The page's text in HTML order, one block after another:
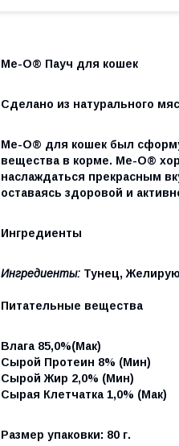
Me-O® Пауч для кошек
Сделано из натурального
Ме-О® для кошек был
вещества в корме. Me-O®
наслаждаться прекрасным
оставаясь здоровой и
Ингредиенты
Ингредиенты: Тунец,
Питательные вещества
Влага 85,0%(Мак)
Сырой Протеин 8% (Мин)
Сырой Жир 2,0% (Мин)
Сырая Клетчатка 1,0% (Мак)
Размер упаковки: 80 г.